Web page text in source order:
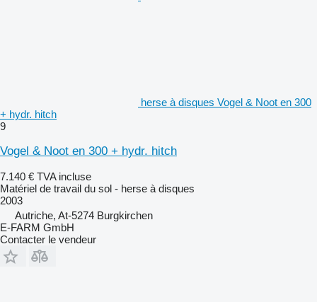
herse à disques Vogel & Noot en 300
+ hydr. hitch
9
Vogel & Noot en 300 + hydr. hitch
7.140 € TVA incluse
Matériel de travail du sol - herse à disques
2003
Autriche, At-5274 Burgkirchen
E-FARM GmbH
Contacter le vendeur